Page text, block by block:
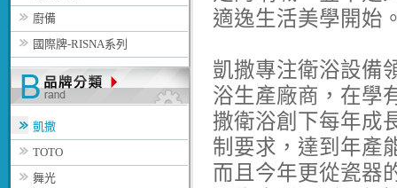
廚備
國際牌-RISNA系列
凱撒
TOTO
舞光
適逸生活美學開始
凱撒專注衛浴設備
浴生產廠商，在學
撒衛浴創下每年成
制要求，達到年產
而且今年更從瓷器